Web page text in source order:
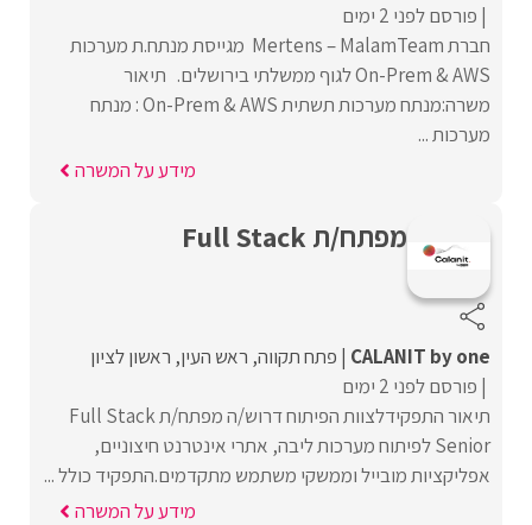
פורסם לפני 2 ימים
חברת Mertens – MalamTeam מגייסת מנתח.ת מערכות
On-Prem & AWS לגוף ממשלתי בירושלים. תיאור
משרה:מנתח מערכות תשתית On-Prem & AWS : מנתח
מערכות ...
מידע על המשרה
מפתח/ת Full Stack
CALANIT by one פתח תקווה ראש העין ראשון לציון
פורסם לפני 2 ימים
תיאור התפקידלצוות הפיתוח דרוש/ה מפתח/ת Full Stack
Senior לפיתוח מערכות ליבה, אתרי אינטרנט חיצוניים,
אפליקציות מובייל וממשקי משתמש מתקדמים.התפקיד כולל ...
מידע על המשרה